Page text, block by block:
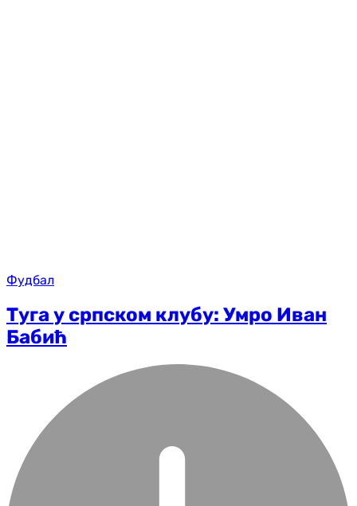
Фудбал
Туга у српском клубу: Умро Иван
Бабић